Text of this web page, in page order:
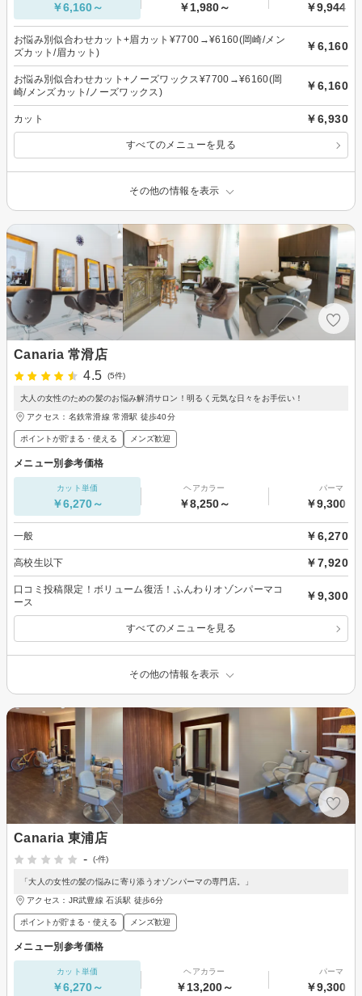
￥6,160～ ￥1,980～ ￥9,944～
お悩み別似合わせカット+眉カット¥7700→¥6160(岡崎/メン
ズカット/眉カット)
￥6,160
お悩み別似合わせカット+ノーズワックス¥7700→¥6160(岡
崎/メンズカット/ノーズワックス)
￥6,160
カット ￥6,930
すべてのメニューを見る
その他の情報を表示
Canaria 常滑店
4.5
(5件)
大人の女性のための髪のお悩み解消サロン！明るく元気な日々をお手伝い！
アクセス：名鉄常滑線 常滑駅 徒歩40分
ポイントが貯まる・使える メンズ歓迎
メニュー別参考価格
カット単価
￥6,270～
ヘアカラー
￥8,250～
パーマ
￥9,300～
一般 ￥6,270
高校生以下 ￥7,920
口コミ投稿限定！ボリューム復活！ふんわりオゾンパーマコ
ース
￥9,300
すべてのメニューを見る
その他の情報を表示
Canaria 東浦店
-
(-件)
「大人の女性の髪の悩みに寄り添うオゾンパーマの専門店。」
アクセス：JR武豊線 石浜駅 徒歩6分
ポイントが貯まる・使える メンズ歓迎
メニュー別参考価格
カット単価
￥6,270～
ヘアカラー
￥13,200～
パーマ
￥9,300～